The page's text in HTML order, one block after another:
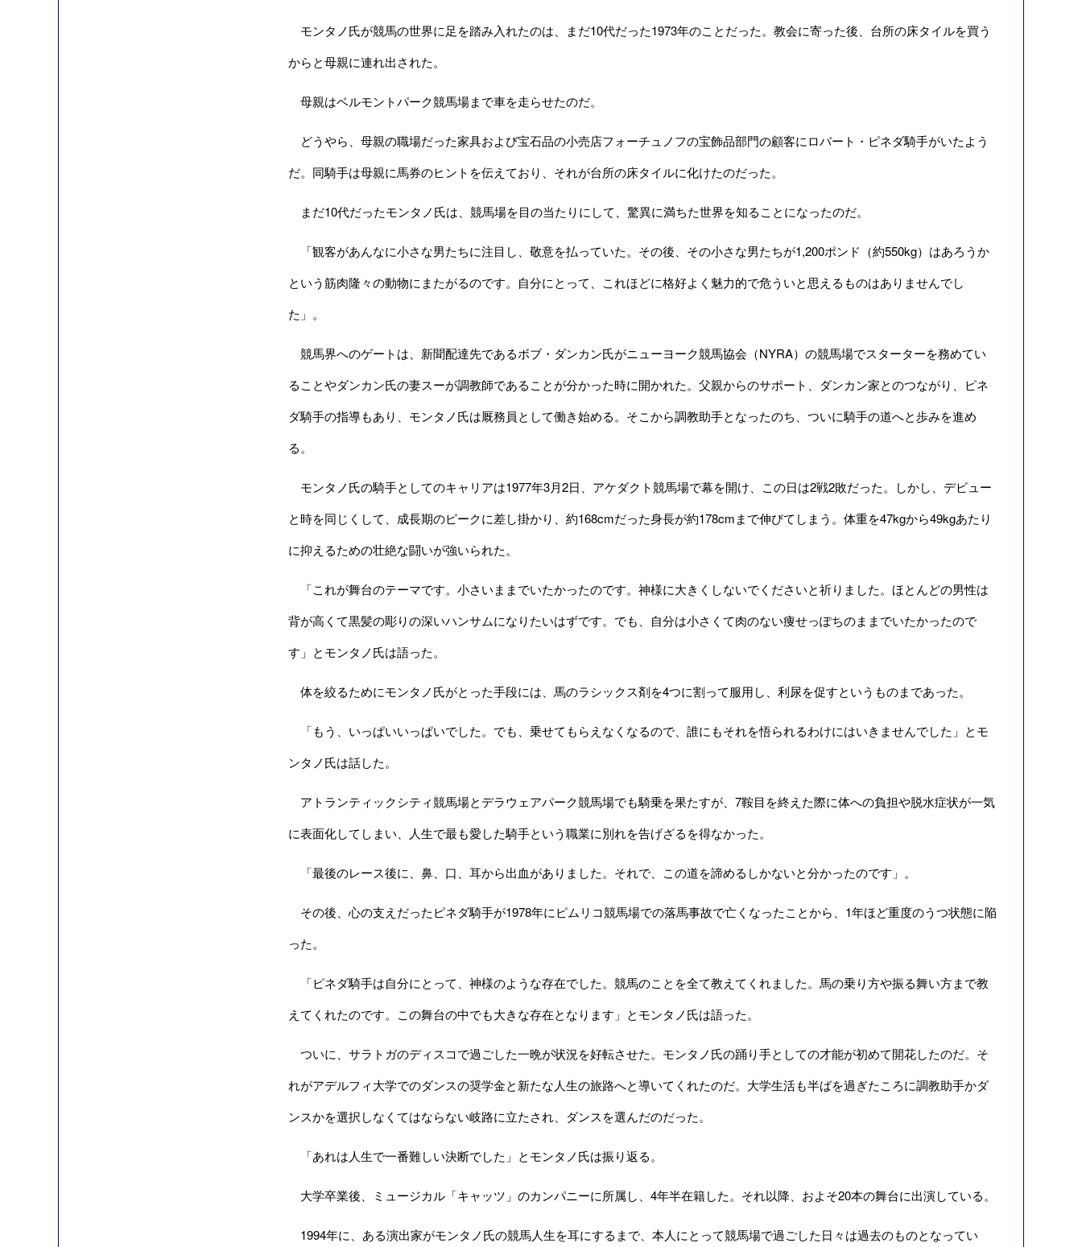
モンタノ氏が競馬の世界に足を踏み入れたのは、まだ10代だった1973年のことだった。教会に寄った後、台所の床タイルを買う
からと母親に連れ出された。
母親はベルモントパーク競馬場まで車を走らせたのだ。
どうやら、母親の職場だった家具および宝石品の小売店フォーチュノフの宝飾品部門の顧客にロバート・ピネダ騎手がいたよう
だ。同騎手は母親に馬券のヒントを伝えており、それが台所の床タイルに化けたのだった。
まだ10代だったモンタノ氏は、競馬場を目の当たりにして、驚異に満ちた世界を知ることになったのだ。
「観客があんなに小さな男たちに注目し、敬意を払っていた。その後、その小さな男たちが1,200ポンド（約550kg）はあろうか
という筋肉隆々の動物にまたがるのです。自分にとって、これほどに格好よく魅力的で危ういと思えるものはありませんでし
た」。
競馬界へのゲートは、新聞配達先であるボブ・ダンカン氏がニューヨーク競馬協会（NYRA）の競馬場でスターターを務めてい
ることやダンカン氏の妻スーが調教師であることが分かった時に開かれた。父親からのサポート、ダンカン家とのつながり、ピネ
ダ騎手の指導もあり、モンタノ氏は厩務員として働き始める。そこから調教助手となったのち、ついに騎手の道へと歩みを進め
る。
モンタノ氏の騎手としてのキャリアは1977年3月2日、アケダクト競馬場で幕を開け、この日は2戦2敗だった。しかし、デビュー
と時を同じくして、成長期のピークに差し掛かり、約168cmだった身長が約178cmまで伸びてしまう。体重を47kgから49kgあたり
に抑えるための壮絶な闘いが強いられた。
「これが舞台のテーマです。小さいままでいたかったのです。神様に大きくしないでくださいと祈りました。ほとんどの男性は
背が高くて黒髪の彫りの深いハンサムになりたいはずです。でも、自分は小さくて肉のない痩せっぽちのままでいたかったので
す」とモンタノ氏は語った。
体を絞るためにモンタノ氏がとった手段には、馬のラシックス剤を4つに割って服用し、利尿を促すというものまであった。
「もう、いっぱいいっぱいでした。でも、乗せてもらえなくなるので、誰にもそれを悟られるわけにはいきませんでした」とモ
ンタノ氏は話した。
アトランティックシティ競馬場とデラウェアパーク競馬場でも騎乗を果たすが、7鞍目を終えた際に体への負担や脱水症状が一気
に表面化してしまい、人生で最も愛した騎手という職業に別れを告げざるを得なかった。
「最後のレース後に、鼻、口、耳から出血がありました。それで、この道を諦めるしかないと分かったのです」。
その後、心の支えだったピネダ騎手が1978年にピムリコ競馬場での落馬事故で亡くなったことから、1年ほど重度のうつ状態に陥
った。
「ピネダ騎手は自分にとって、神様のような存在でした。競馬のことを全て教えてくれました。馬の乗り方や振る舞い方まで教
えてくれたのです。この舞台の中でも大きな存在となります」とモンタノ氏は語った。
ついに、サラトガのディスコで過ごした一晩が状況を好転させた。モンタノ氏の踊り手としての才能が初めて開花したのだ。そ
れがアデルフィ大学でのダンスの奨学金と新たな人生の旅路へと導いてくれたのだ。大学生活も半ばを過ぎたころに調教助手かダ
ンスかを選択しなくてはならない岐路に立たされ、ダンスを選んだのだった。
「あれは人生で一番難しい決断でした」とモンタノ氏は振り返る。
大学卒業後、ミュージカル「キャッツ」のカンパニーに所属し、4年半在籍した。それ以降、およそ20本の舞台に出演している。
1994年に、ある演出家がモンタノ氏の競馬人生を耳にするまで、本人にとって競馬場で過ごした日々は過去のものとなってい